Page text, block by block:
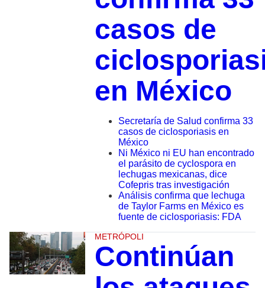
casos de
en México
Secretaría de Salud confirma 33
casos de ciclosporiasis en
México
Ni México ni EU han encontrado
el parásito de cyclospora en
lechugas mexicanas, dice
Cofepris tras investigación
Análisis confirma que lechuga
de Taylor Farms en México es
fuente de ciclosporiasis: FDA
METRÓPOLI
Continúan